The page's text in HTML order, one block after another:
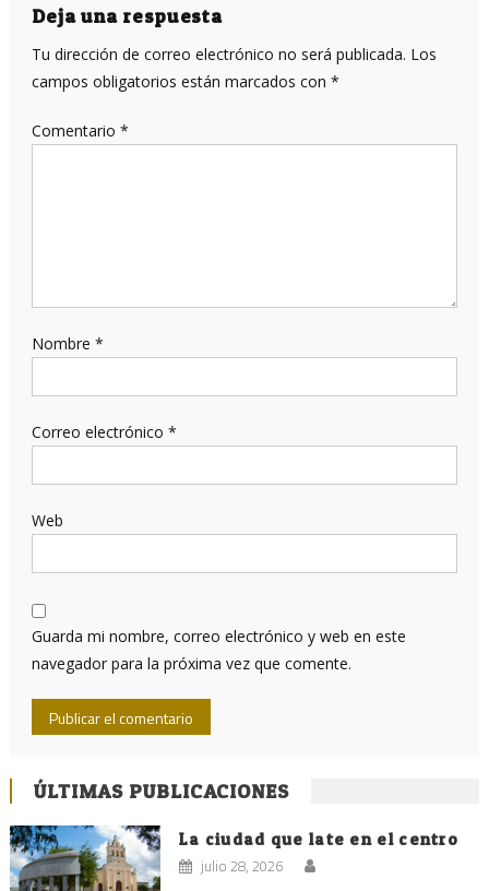
entradas
Deja una respuesta
Tu dirección de correo electrónico no será publicada. Los
campos obligatorios están marcados con *
Comentario *
Nombre *
Correo electrónico *
Web
Guarda mi nombre, correo electrónico y web en este
navegador para la próxima vez que comente.
ÚLTIMAS PUBLICACIONES
La ciudad que late en el centro
julio 28, 2026